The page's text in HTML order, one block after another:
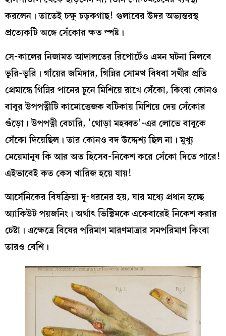
করলেন। তাতেই চক্ষু চড়কগাছ! গুলাবের উদর অভ্যন্তরস্থ
প্রত্যেকটি অঙ্গে সেঁকোর ক্ষত স্পষ্ট।
সে-কালের নিজামত আদালতের রিপোর্টেও এমন ঘটনা মিলবে
ভূরি-ভূরি। গাঁয়ের জমিদার, গিন্নির সোমত্থ বিধবা সখীর প্রতি
প্রেমান্ধে গিন্নির পানের চুনে মিশিয়ে রাখে সেঁকো, কিংবা কোনও
বাবুর উপপত্নীটি কামোত্তেজক বটিকায় মিশিয়ে দেয় সেঁকোর
গুঁড়ো। উপপত্নী বেচারি, ‘থোড়া মহব্বত’-এর লোভে বাবুকে
সেঁকো দিয়েছিল। তার কোনও বদ উদ্দেশ্য ছিল না। মুখ্যু
মেয়েমানুষ কি আর অত হিসেব-নিকেশ করে সেঁকো দিতে পারে!
এইভাবেই কত কেস খারিজ হয়ে যায়!
আর্সেনিকের বিষক্রিয়া দু-ধরনের হয়, যার মধ্যে প্রধান হচ্ছে
অ্যাকিউট পয়জনিং। অর্থাৎ ভিক্টিমকে একেবারেই নিকেশ করার
চেষ্টা। এক্ষেত্রে বিষের পরিমাণ মারণমাত্রার সমপরিমাণ কিংবা
তারও বেশি।